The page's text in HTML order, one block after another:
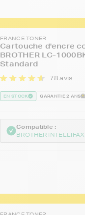
FRANCE TONER
Cartouche d'encre
BROTHER LC-
Standard
78 avis
EN STOCK GARANTIE 2 ANS
Compatible :
BROTHER